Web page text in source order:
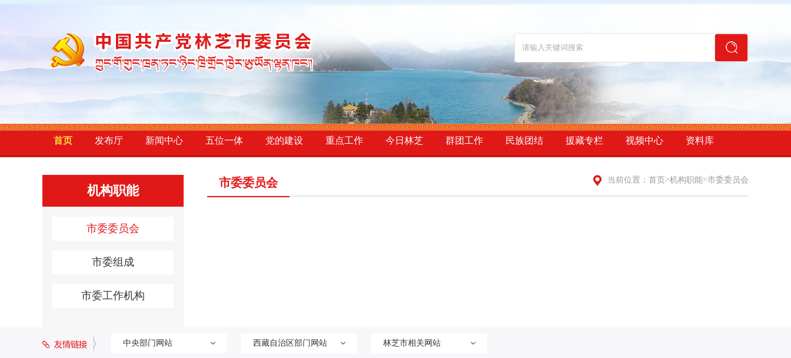
首页 发布厅 新闻中心 五位一体 党的建设 重点工作 今日林芝 群团工作 民族团结 援藏专栏 视频中心 资料库
机构职能
市委委员会
市委组成
市委工作机构
市委委员会 当前位置： 首页 >机构职能>市委委员会
中央部门网站 西藏自治区部门网站 林芝市相关网站